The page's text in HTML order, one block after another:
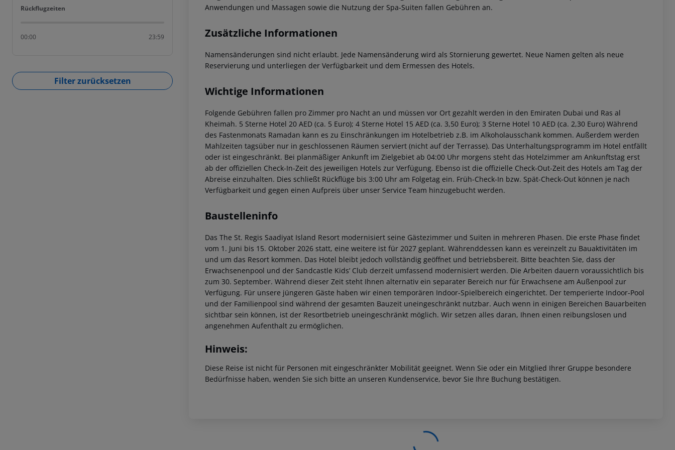
Rückflugzeiten
Rückflugzeiten
00:00 23:59
Filter zurücksetzen
Anwendungen und Massagen sowie die Nutzung der Spa-Suiten fallen Gebühren an.
Zusätzliche Informationen
Namensänderungen sind nicht erlaubt. Jede Namensänderung wird als Stornierung gewertet. Neue Namen gelten als neue
Reservierung und unterliegen der Verfügbarkeit und dem Ermessen des Hotels.
Wichtige Informationen
Folgende Gebühren fallen pro Zimmer pro Nacht an und müssen vor Ort gezahlt werden in den Emiraten Dubai und Ras al
Kheimah. 5 Sterne Hotel 20 AED (ca. 5 Euro); 4 Sterne Hotel 15 AED (ca. 3,50 Euro); 3 Sterne Hotel 10 AED (ca. 2,30 Euro) Während
des Fastenmonats Ramadan kann es zu Einschränkungen im Hotelbetrieb z.B. im Alkoholausschank kommen. Außerdem werden
Mahlzeiten tagsüber nur in geschlossenen Räumen serviert (nicht auf der Terrasse). Das Unterhaltungsprogramm im Hotel entfällt
oder ist eingeschränkt. Bei planmäßiger Ankunft im Zielgebiet ab 04:00 Uhr morgens steht das Hotelzimmer am Ankunftstag erst
ab der offiziellen Check-In-Zeit des jeweiligen Hotels zur Verfügung. Ebenso ist die offizielle Check-Out-Zeit des Hotels am Tag der
Abreise einzuhalten. Dies schließt Rückflüge bis 3:00 Uhr am Folgetag ein. Früh-Check-In bzw. Spät-Check-Out können je nach
Verfügbarkeit und gegen einen Aufpreis über unser Service Team hinzugebucht werden.
Baustelleninfo
Das The St. Regis Saadiyat Island Resort modernisiert seine Gästezimmer und Suiten in mehreren Phasen. Die erste Phase findet
vom 1. Juni bis 15. Oktober 2026 statt, eine weitere ist für 2027 geplant. Währenddessen kann es vereinzelt zu Bauaktivitäten im
und um das Resort kommen. Das Hotel bleibt jedoch vollständig geöffnet und betriebsbereit. Bitte beachten Sie, dass der
Erwachsenenpool und der Sandcastle Kids’ Club derzeit umfassend modernisiert werden. Die Arbeiten dauern voraussichtlich bis
zum 30. September. Während dieser Zeit steht Ihnen alternativ ein separater Bereich nur für Erwachsene am Außenpool zur
Verfügung. Für unsere jüngeren Gäste haben wir einen temporären Indoor-Spielbereich eingerichtet. Der temperierte Indoor-Pool
und der Familienpool sind während der gesamten Bauzeit uneingeschränkt nutzbar. Auch wenn in einigen Bereichen Bauarbeiten
sichtbar sein können, ist der Resortbetrieb uneingeschränkt möglich. Wir setzen alles daran, Ihnen einen reibungslosen und
angenehmen Aufenthalt zu ermöglichen.
Hinweis:
Diese Reise ist nicht für Personen mit eingeschränkter Mobilität geeignet. Wenn Sie oder ein Mitglied Ihrer Gruppe besondere
Bedürfnisse haben, wenden Sie sich bitte an unseren Kundenservice, bevor Sie Ihre Buchung bestätigen.